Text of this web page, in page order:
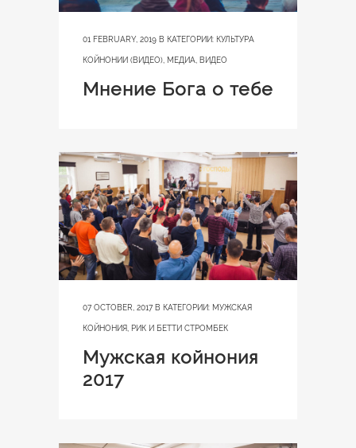
01 FEBRUARY, 2019 В КАТЕГОРИИ: КУЛЬТУРА
КОЙНОНИИ (ВИДЕО) МЕДИА ВИДЕО
Мнение Бога о тебе
07 OCTOBER, 2017 В КАТЕГОРИИ: МУЖСКАЯ
КОЙНОНИЯ РИК И БЕТТИ СТРОМБЕК
Мужская койнония
2017